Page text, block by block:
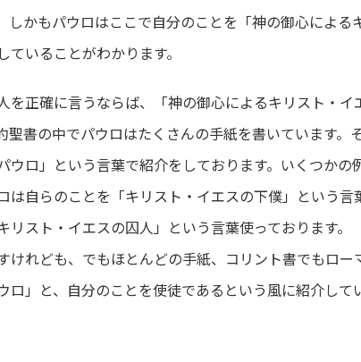
しかもパウロはここで自分のことを「神の御心による
いることがわかります。
を正確に言うならば、「神の御心によるキリスト・イ
聖書の中でパウロはたくさんの手紙を書いています。
ウロ」という言葉で紹介をしております。いくつかの
は自らのことを「キリスト・イエスの下僕」という言
リスト・イエスの囚人」という言葉使っております。
けれども、でもほとんどの手紙、コリント書でもロー
ロ」と、自分のことを使徒であるという風に紹介して